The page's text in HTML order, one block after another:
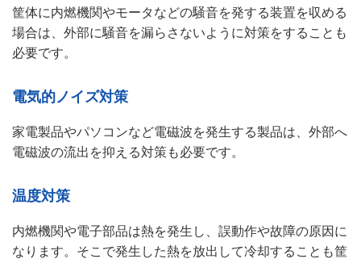
筐体に内燃機関やモータなどの騒音を発する装置を収める
場合は、外部に騒音を漏らさないように対策をすることも
必要です。
電気的ノイズ対策
家電製品やパソコンなど電磁波を発生する製品は、外部へ
電磁波の流出を抑える対策も必要です。
温度対策
内燃機関や電子部品は熱を発生し、誤動作や故障の原因に
なります。そこで発生した熱を放出して冷却することも筐